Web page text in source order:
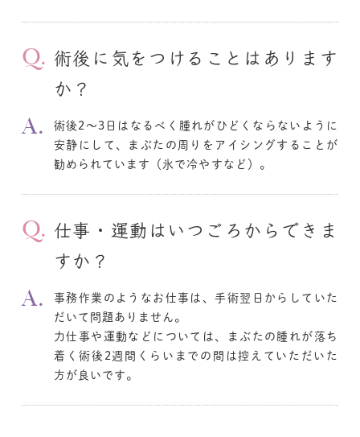
術後に気をつけることはあります
か？
術後2～3日はなるべく腫れがひどくならないように
安静にして、まぶたの周りをアイシングすることが
勧められています（氷で冷やすなど）。
仕事・運動はいつごろからできま
すか？
事務作業のようなお仕事は、手術翌日からしていた
だいて問題ありません。
力仕事や運動などについては、まぶたの腫れが落ち
着く術後2週間くらいまでの間は控えていただいた
方が良いです。